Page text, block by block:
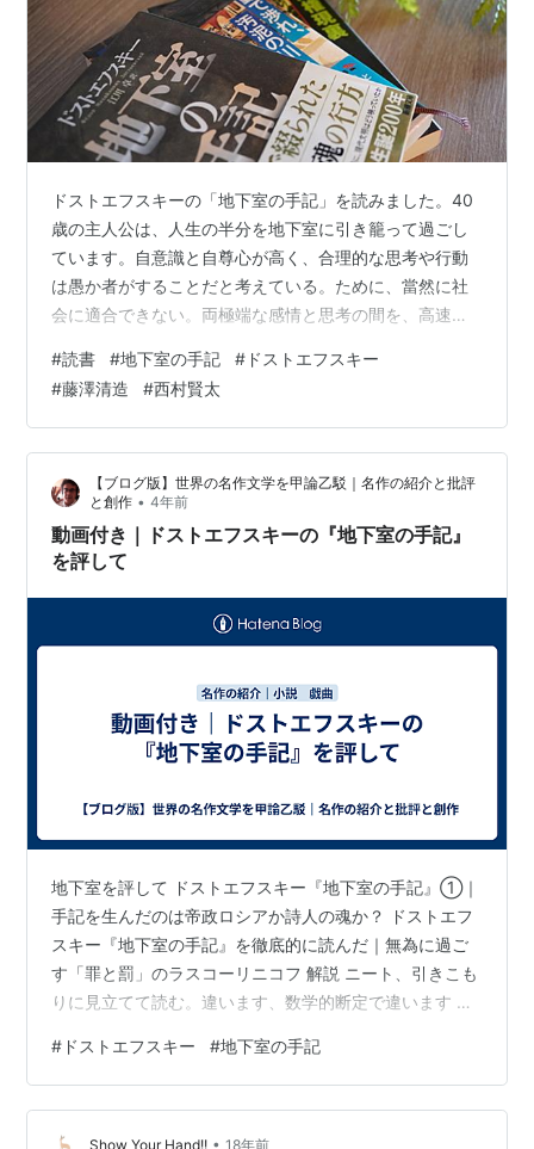
ドストエフスキーの「地下室の手記」を読みました。40
歳の主人公は、人生の半分を地下室に引き籠って過ごし
ています。自意識と自尊心が高く、合理的な思考や行動
は愚か者がすることだと考えている。ために、當然に社
会に適合できない。両極端な感情と思考の間を、高速で
象の考えを不合理に先読みする。而して、結句、一歩も
前に進まない。主人公は合理性を否定するものの、合理
に基づく正論を論破できません。行動で合理を凌駕する
こともできません。自身で分析している通り、彼が「何
者でもない」から。 満たされない承認欲求と虚栄。合理
を非合理で打ち負かすのは容易なことではありませ…
#読書 #地下室の手記 # ドストエフスキー
#藤澤清造 #西村賢太
【ブログ版】世界の名作文学を甲論乙駁｜名作の紹介と批評
と創作 • 4年前
動画付き｜ドストエフスキーの『地下室の手記』
を評して
地下室を評して ドストエフスキー『地下室の手記』①｜
手記を生んだのは帝政ロシアか詩人の魂か？ ドストエフ
スキー『地下室の手記』を徹底的に読んだ｜無為に過ご
す「罪と罰」のラスコーリニコフ 解説 ニート、引きこも
りに見立てて読む。違います、数学的断定で違います ま
ではない 帝政ロシアとももはや関係ない 土壌は19世紀の
ペレルブルクかもしれないが 普遍化した それは土壌が古
代パレスチナのユダヤ教だとしても キリスト教は普遍化
# ドストエフスキー #地下室の手記
Show Your Hand!! • 18年前